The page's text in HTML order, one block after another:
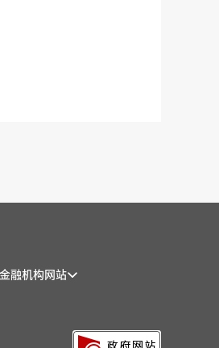
金融机构网站